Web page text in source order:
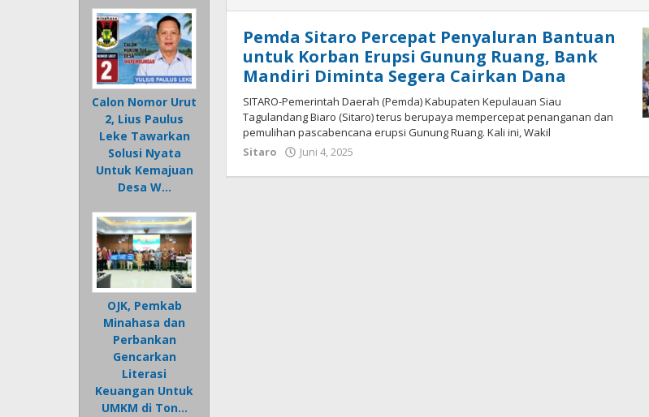
Calon Nomor Urut
2, Lius Paulus
Leke Tawarkan
Solusi Nyata
Untuk Kemajuan
Desa W…
OJK, Pemkab
Minahasa dan
Perbankan
Gencarkan
Literasi
Keuangan Untuk
UMKM di Ton…
Pemda Sitaro Percepat Penyaluran Bantuan
untuk Korban Erupsi Gunung Ruang, Bank
Mandiri Diminta Segera Cairkan Dana
SITARO-Pemerintah Daerah (Pemda) Kabupaten Kepulauan Siau
Tagulandang Biaro (Sitaro) terus berupaya mempercepat penanganan dan
pemulihan pascabencana erupsi Gunung Ruang. Kali ini, Wakil
Sitaro
Juni 4, 2025